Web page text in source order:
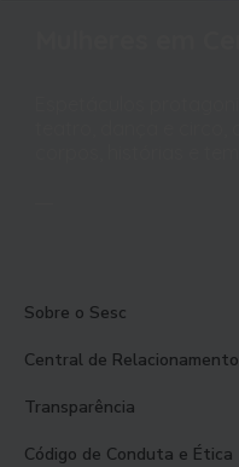
Sobre o Sesc
Central de Relacionamento
Transparência
Código de Conduta e Ética